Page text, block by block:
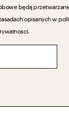
będą
opisanych w